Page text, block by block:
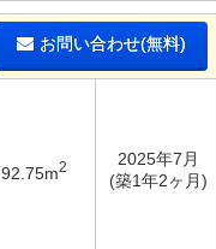
お問い合わせ(無料)
92.75m2
2025年7月
(築1年2ヶ月)